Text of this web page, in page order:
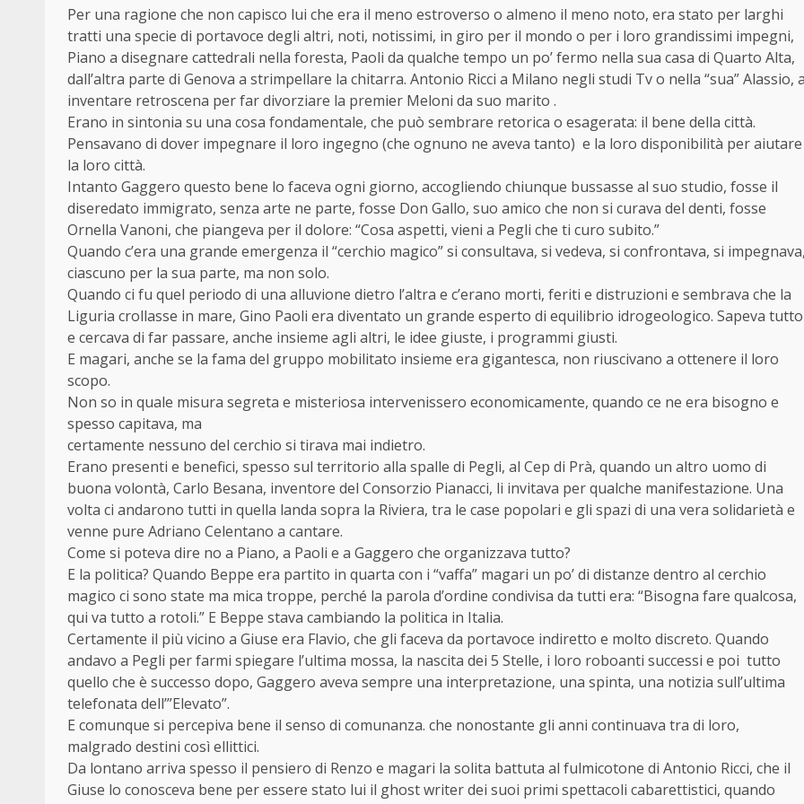
Per una ragione che non capisco lui che era il meno estroverso o almeno il meno noto, era stato per larghi
tratti una specie di portavoce degli altri, noti, notissimi, in giro per il mondo o per i loro grandissimi impegni,
Piano a disegnare cattedrali nella foresta, Paoli da qualche tempo un po’ fermo nella sua casa di Quarto Alta,
dall’altra parte di Genova a strimpellare la chitarra. Antonio Ricci a Milano negli studi Tv o nella “sua” Alassio,
inventare retroscena per far divorziare la premier Meloni da suo marito .
Erano in sintonia su una cosa fondamentale, che può sembrare retorica o esagerata: il bene della città.
Pensavano di dover impegnare il loro ingegno (che ognuno ne aveva tanto) e la loro disponibilità per aiutare
la loro città.
Intanto Gaggero questo bene lo faceva ogni giorno, accogliendo chiunque bussasse al suo studio, fosse il
diseredato immigrato, senza arte ne parte, fosse Don Gallo, suo amico che non si curava del denti, fosse
Ornella Vanoni, che piangeva per il dolore: “Cosa aspetti, vieni a Pegli che ti curo subito.”
Quando c’era una grande emergenza il “cerchio magico” si consultava, si vedeva, si confrontava, si
ciascuno per la sua parte, ma non solo.
Quando ci fu quel periodo di una alluvione dietro l’altra e c’erano morti, feriti e distruzioni e sembrava che la
Liguria crollasse in mare, Gino Paoli era diventato un grande esperto di equilibrio idrogeologico. Sapeva tutto
e cercava di far passare, anche insieme agli altri, le idee giuste, i programmi giusti.
E magari, anche se la fama del gruppo mobilitato insieme era gigantesca, non riuscivano a ottenere il loro
scopo.
Non so in quale misura segreta e misteriosa intervenissero economicamente, quando ce ne era bisogno e
spesso capitava, ma
certamente nessuno del cerchio si tirava mai indietro.
Erano presenti e benefici, spesso sul territorio alla spalle di Pegli, al Cep di Prà, quando un altro uomo di
buona volontà, Carlo Besana, inventore del Consorzio Pianacci, li invitava per qualche manifestazione. Una
volta ci andarono tutti in quella landa sopra la Riviera, tra le case popolari e gli spazi di una vera solidarietà e
venne pure Adriano Celentano a cantare.
Come si poteva dire no a Piano, a Paoli e a Gaggero che organizzava tutto?
E la politica? Quando Beppe era partito in quarta con i “vaffa” magari un po’ di distanze dentro al cerchio
magico ci sono state ma mica troppe, perché la parola d’ordine condivisa da tutti era: “Bisogna fare qualcosa,
qui va tutto a rotoli.” E Beppe stava cambiando la politica in Italia.
Certamente il più vicino a Giuse era Flavio, che gli faceva da portavoce indiretto e molto discreto. Quando
andavo a Pegli per farmi spiegare l’ultima mossa, la nascita dei 5 Stelle, i loro roboanti successi e poi tutto
quello che è successo dopo, Gaggero aveva sempre una interpretazione, una spinta, una notizia sull’ultima
telefonata dell’”Elevato”.
E comunque si percepiva bene il senso di comunanza. che nonostante gli anni continuava tra di loro,
malgrado destini così ellittici.
Da lontano arriva spesso il pensiero di Renzo e magari la solita battuta al fulmicotone di Antonio Ricci, che il
Giuse lo conosceva bene per essere stato lui il ghost writer dei suoi primi spettacoli cabarettistici, quando